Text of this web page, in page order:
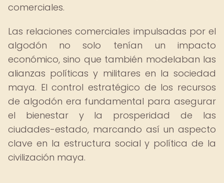
comerciales.
Las relaciones comerciales impulsadas por el
algodón no solo tenían un impacto
económico, sino que también modelaban las
alianzas políticas y militares en la sociedad
maya. El control estratégico de los recursos
de algodón era fundamental para asegurar
el bienestar y la prosperidad de las
ciudades-estado, marcando así un aspecto
clave en la estructura social y política de la
civilización maya.